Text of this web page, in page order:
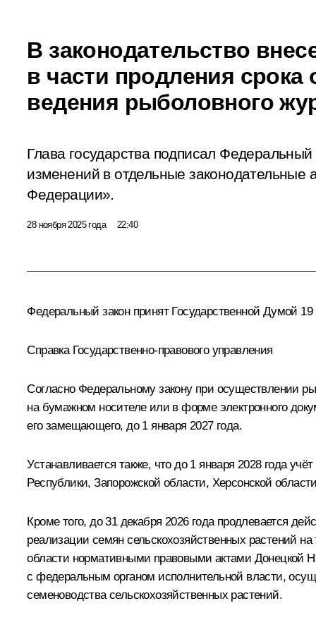
В законодательство
в части продления срока
ведения рыболовного
Глава государства подписал
изменений в отдельные законодательные
Федерации».
28 ноября 2025 года 22:40
Федеральный закон принят Государственной Думой
Справка Государственно-правового управления
Согласно Федеральному закону при осуществлении
на бумажном носителе или в форме электронного
его замещающего, до 1 января 2027 года.
Устанавливается также, что до 1 января 2028 года
Республики, Запорожской области, Херсонской
Кроме того, до 31 декабря 2026 года продлевается
реализации семян сельскохозяйственных растений
области нормативными правовыми актами Донецкой
с федеральным органом исполнительной власти,
семеноводства сельскохозяйственных растений.